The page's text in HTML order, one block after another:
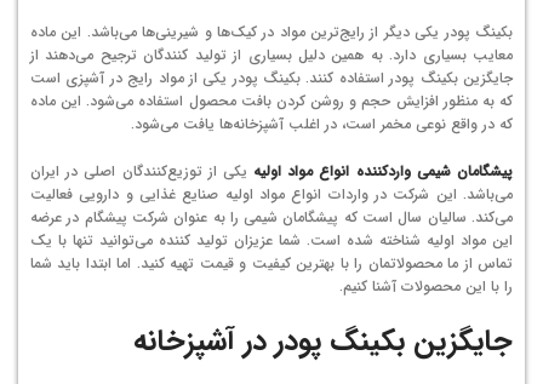
بکینگ پودر یکی دیگر از رایج‌ترین مواد در کیک‌ها و شیرینی‌ها می‌باشد. این ماده
معایب بسیاری دارد. به همین دلیل بسیاری از تولید کنندگان ترجیح می‌دهند از
جایگزین بکینگ پودر استفاده کنند. بکینگ پودر یکی از مواد رایج در آشپزی است
که به منظور افزایش حجم و روشن کردن بافت محصول استفاده می‌شود. این ماده
که در واقع نوعی مخمر است، در اغلب آشپزخانه‌ها یافت می‌شود.
پیشگامان شیمی واردکننده انواع مواد اولیه یکی از توزیع‌کنندگان اصلی در ایران
می‌باشد. این شرکت در واردات انواع مواد اولیه صنایع غذایی و دارویی فعالیت
می‌کند. سالیان سال است که پیشگامان شیمی را به عنوان شرکت پیشگام در عرضه
این مواد اولیه شناخته شده است. شما عزیزان تولید کننده می‌توانید تنها با یک
تماس از ما محصولاتمان را با بهترین کیفیت و قیمت تهیه کنید. اما ابتدا باید شما
را با این محصولات آشنا کنیم.
جایگزین بکینگ پودر در آشپزخانه